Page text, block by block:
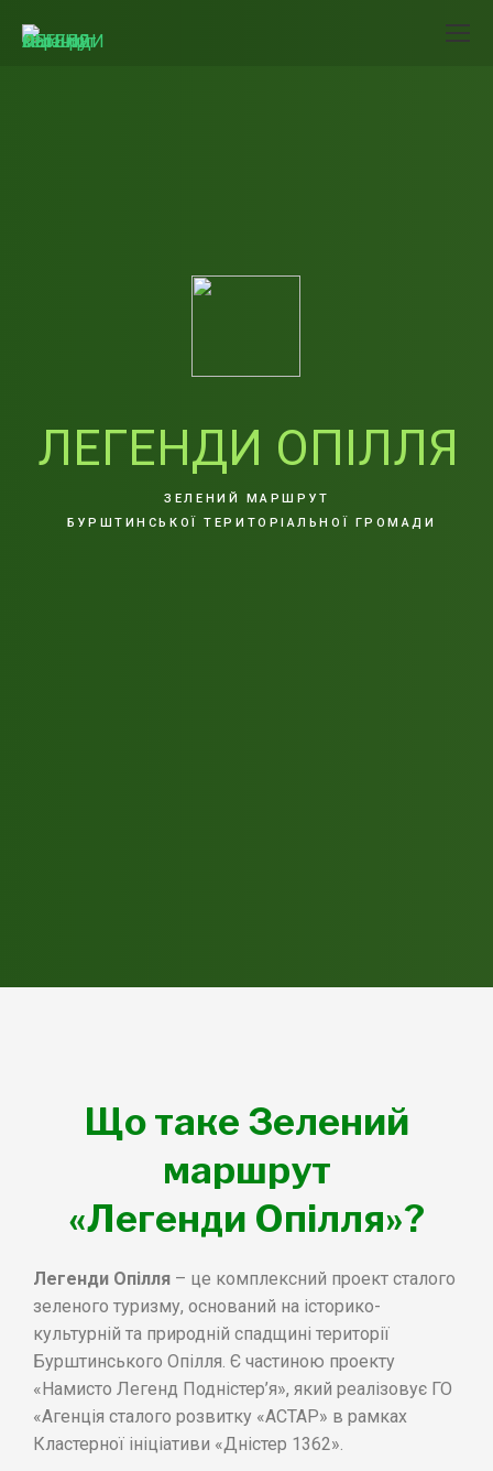
ЛЕГЕНДИ ОПІЛЛЯ
ЗЕЛЕНИЙ МАРШРУТ
БУРШТИНСЬКОЇ ТЕРИТОРІАЛЬНОЇ ГРОМАДИ
Що таке Зелений
маршрут
«Легенди Опілля»?
Легенди Опілля – це комплексний проект сталого
зеленого туризму, оснований на історико-
культурній та природній спадщині території
Бурштинського Опілля. Є частиною проекту
«Намисто Легенд Подністер’я», який реалізовує ГО
«Агенція сталого розвитку «АСТАР» в рамках
Кластерної ініціативи «Дністер 1362».